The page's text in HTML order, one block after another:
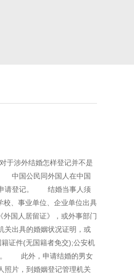
于涉外结婚怎样登记并不是
中国公民同外国人在中国
申请登记。 结婚当事人须
、事业单位、企业单位出具
国人居留证》，或外事部门
关出具的婚姻状况证明，或
证件(无国籍者免交);公安机
。 此外，申请结婚的男女
片，到婚姻登记管理机关